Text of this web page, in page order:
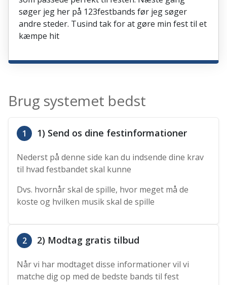
søger jeg her på 123festbands før jeg søger
andre steder. Tusind tak for at gøre min fest til et
kæmpe hit
Brug systemet bedst
1 1) Send os dine festinformationer
Nederst på denne side kan du indsende dine krav
til hvad festbandet skal kunne
Dvs. hvornår skal de spille, hvor meget må de
koste og hvilken musik skal de spille
2 2) Modtag gratis tilbud
Når vi har modtaget disse informationer vil vi
matche dig op med de bedste bands til fest